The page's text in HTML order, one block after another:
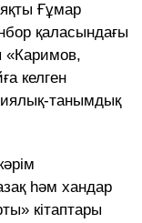
Ғұмар
қаласындағы
«Каримов,
келген
танымдық
һәм хандар
кітаптары